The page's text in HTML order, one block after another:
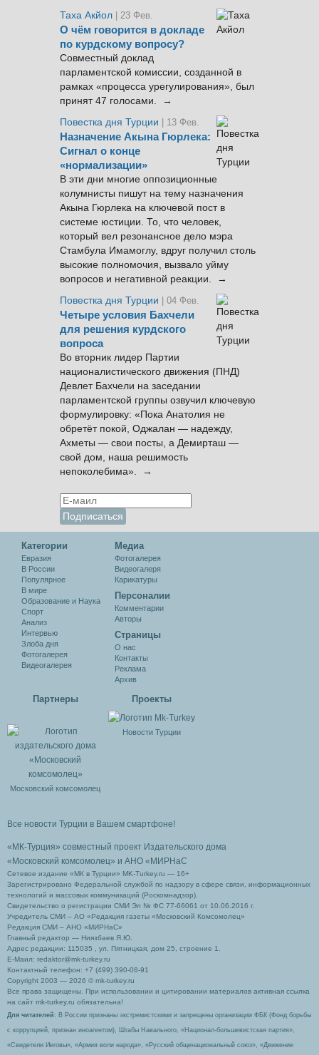
Таха Акйол | 23 Фев.
О чём говорится в докладе
по курдскому вопросу?
Совместный доклад
парламентской комиссии, созданной в
рамках «процесса урегулирования», был
принят 47 голосами. →
Повестка дня Турции
| 13 Фев.
Назначение Акына Гюрлека:
Сигнал о конце
«нормализации»
В эти дни многие оппозиционные
колумнисты пишут на тему назначения
Акына Гюрлека на ключевой пост в
системе юстиции. То, что человек,
который вел резонансное дело мэра
Стамбула Имамоглу, вдруг получил столь
высокие полномочия, вызвало уйму
вопросов и негативной реакции. →
Повестка дня Турции
| 04 Фев.
Четыре условия Бахчели
для решения курдского
вопроса
Во вторник лидер Партии
националистического движения (ПНД)
Девлет Бахчели на заседании
парламентской группы озвучил ключевую
формулировку: «Пока Анатолия не
обретёт покой, Оджалан — надежду,
Ахметы — свои посты, а Демирташ —
свой дом, наша решимость
непоколебима». →
Категории
Евразия
В России
Популярное
В мире
Образование и Наука
Спорт
Анализ
Интервью
Злоба дня
Фотогалерея
Видеогалерея
Медиа
Фотогалерея
Видеогалеря
Карикатуры
Персоналии
Комментарии
Авторы
Cтраницы
О нас
Контакты
Реклама
Архив
Партнеры
Московский комсомолец
Проекты
Новости Турции
Все новости Турции в Вашем смартфоне!
«МК-Турция» совместный проект Издательского дома
«Московский комсомолец» и АНО «МИРНаС
Сетевое издание «МК в Турции» MK-Turkey.ru — 16+
Зарегистрировано Федеральной службой по надзору в сфере связи, информационных
технологий и массовых коммуникаций (Роскомнадзор).
Свидетельство о регистрации СМИ Эл № ФС 77-66061 от 10.06.2016 г.
Учредитель СМИ – АО «Редакция газеты «Московский Комсомолец»
Редакция СМИ – АНО «МИРНаС»
Главный редактор — Ниязбаев Я.Ю.
Адрес редакции: 115035 , ул. Пятницкая, дом 25, строение 1.
Е-Маил: redaktor@mk-turkey.ru
Контактный телефон: +7 (499) 390-08-91
Copyright 2003 — 2026 © mk-turkey.ru
Все права защищены. При использовании и цитировании материалов активная ссылка
на сайт mk-turkey.ru обязательна!
Для читателей : В России признаны экстремистскими и запрещены организации ФБК (Фонд борьбы
с коррупцией, признан иноагентом), Штабы Навального, «Национал-большевистская партия»,
«Свидетели Иеговы», «Армия воли народа», «Русский общенациональный союз», «Движение